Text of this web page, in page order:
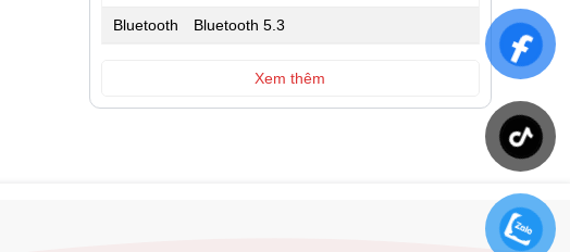
Bluetooth Bluetooth 5.3
Xem thêm